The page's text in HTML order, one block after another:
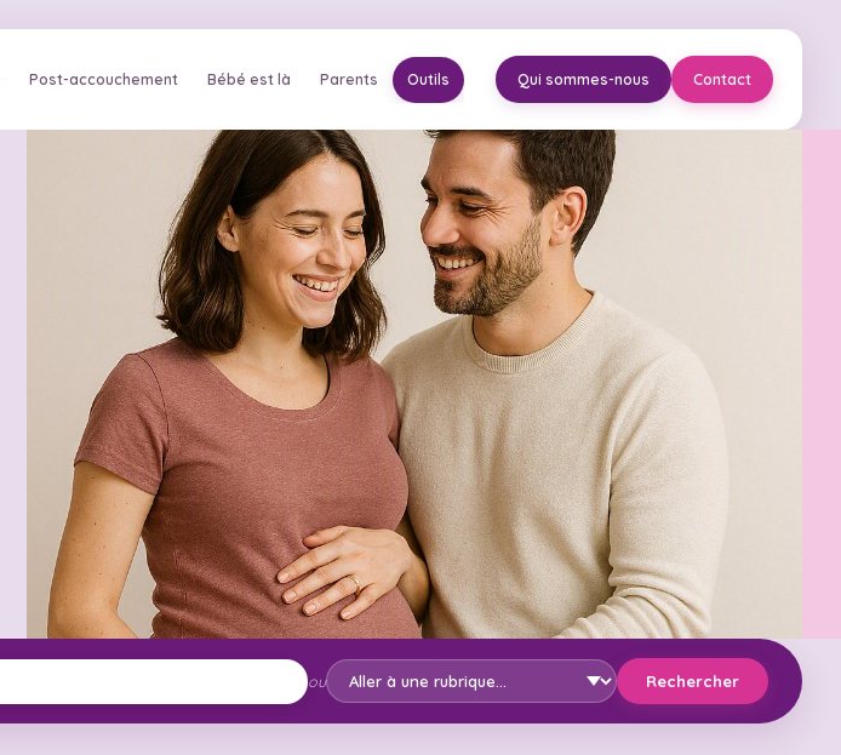
Post-accouchement Bébé est là Parents Outils Qui sommes-nous Contact
ou Rechercher